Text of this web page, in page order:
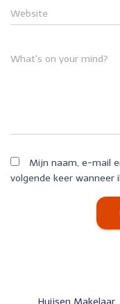
Website
What's on your mind?
Mijn naam, e-mail
volgende keer wanneer
Huijsen Makelaar